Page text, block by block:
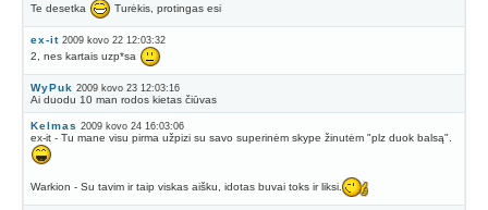
Te desetka Turėkis, protingas esi
ex-it 2009 kovo 22 12:03:32
2, nes kartais uzp*sa
WyPuk 2009 kovo 23 12:03:16
Ai duodu 10 man rodos kietas čiūvas
Kelmas 2009 kovo 24 16:03:06
ex-it - Tu mane visu pirma užpizi su savo superinėm skype žinutėm "plz duok balsą".
Warkion - Su tavim ir taip viskas aišku, idotas buvai toks ir liksi.